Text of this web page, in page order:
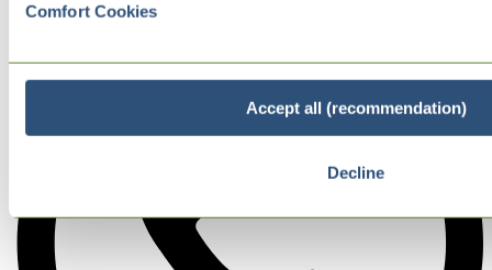
Comfort Cookies
Accept all (recommendation)
Decline